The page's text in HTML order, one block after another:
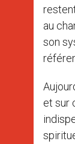
au
son
et sur